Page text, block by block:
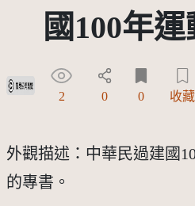
國100年
受著作權法保護-僅限於本平台有限度公開瀏覽
2 0 0 收藏
外觀描述：中華民過建國
的專書。